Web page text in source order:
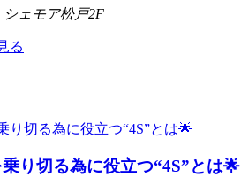
ェモア松戸2F
る
乗り切る為に役立つ“4S”とは🌟